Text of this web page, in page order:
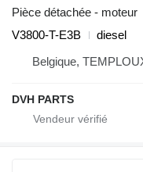
Pièce détachée - moteur
V3800-T-E3B
diesel
Belgique,
DVH PARTS